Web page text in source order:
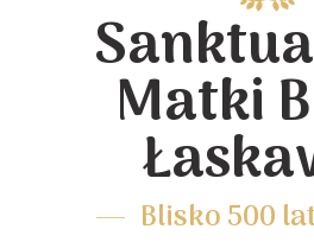
Matki
Blisko 500